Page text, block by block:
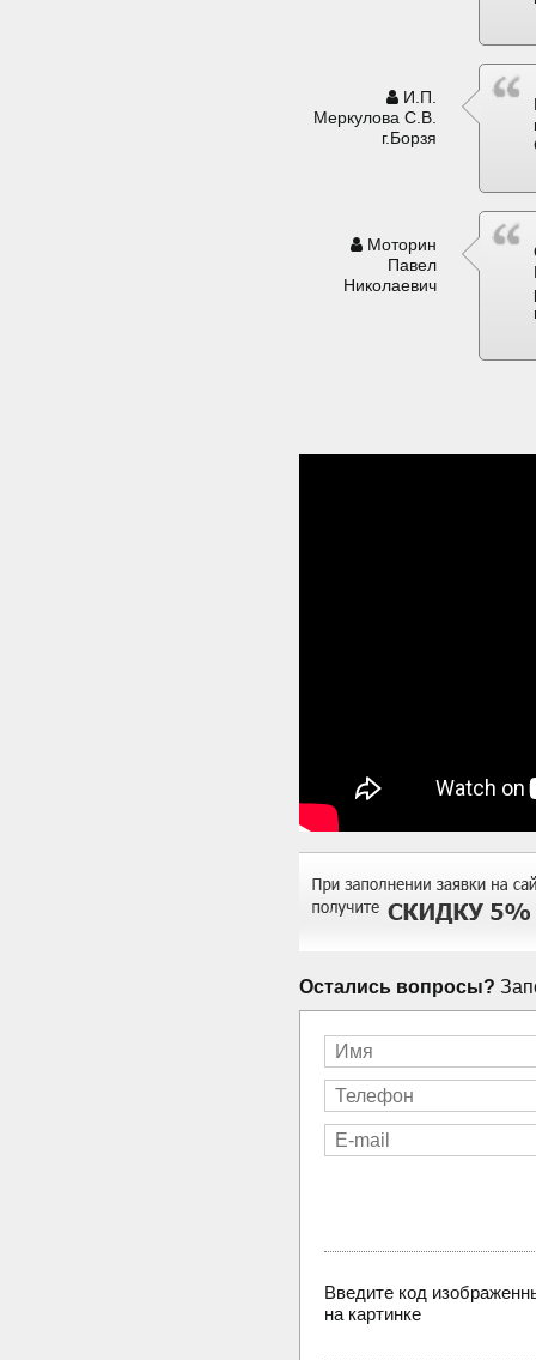
И.П.
Меркулова С.В.
г.Борзя
Моторин
Павел
Николаевич
Остались вопросы?
Введите код
на картинке